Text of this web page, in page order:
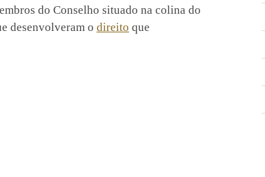
do Conselho situado na colina do
desenvolveram o direito que